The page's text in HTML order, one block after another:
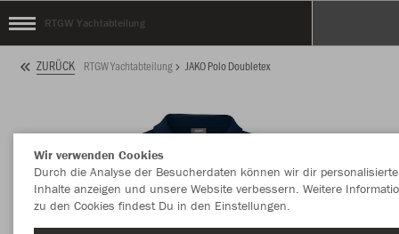
RTGW Yachtabteilung
ZURÜCK RTGW Yachtabteilung JAKO Polo Doubletex
Wir verwenden Cookies
Durch die Analyse der Besucherdaten können wir dir personalisierte
Inhalte anzeigen und unsere Website verbessern. Weitere
zu den Cookies findest Du in den Einstellungen.